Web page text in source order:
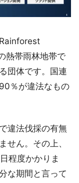
Rainforest
熱帯雨林地帯で
団体です。国連
％が違法なもの
違法伐採の有無
せん。その上、
程度かかりま
な期間と言って